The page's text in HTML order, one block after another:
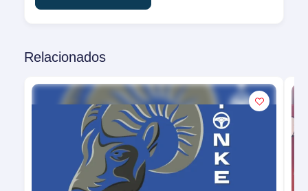
Relacionados